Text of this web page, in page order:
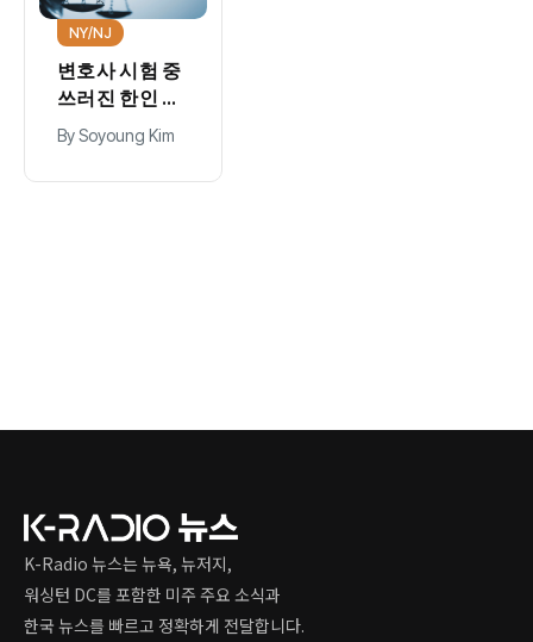
NY/NJ
변호사 시험 중
쓰러진 한인 여
성, 호프스트라
대 상대 소송
BySoyoung Kim
K-Radio 뉴스는 뉴욕, 뉴저지,
워싱턴 DC를 포함한 미주 주요 소식과
한국 뉴스를 빠르고 정확하게 전달합니다.